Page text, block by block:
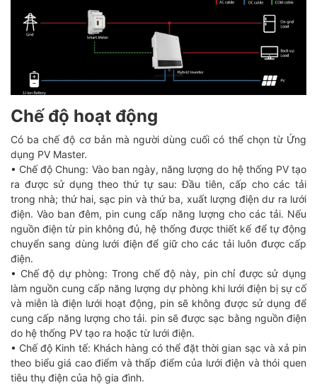
Chế độ hoạt động
Có ba chế độ cơ bản mà người dùng cuối có thể chọn từ Ứng
dụng PV Master.
• Chế độ Chung: Vào ban ngày, năng lượng do hệ thống PV tạo
ra được sử dụng theo thứ tự sau: Đầu tiên, cấp cho các tải
trong nhà; thứ hai, sạc pin và thứ ba, xuất lượng điện dư ra lưới
điện. Vào ban đêm, pin cung cấp năng lượng cho các tải. Nếu
nguồn điện từ pin không đủ, hệ thống được thiết kế để tự động
chuyển sang dùng lưới điện để giữ cho các tải luôn được cấp
điện.
• Chế độ dự phòng: Trong chế độ này, pin chỉ được sử dụng
làm nguồn cung cấp năng lượng dự phòng khi lưới điện bị sự cố
và miễn là điện lưới hoạt động, pin sẽ không được sử dụng để
cung cấp năng lượng cho tải. pin sẽ được sạc bằng nguồn điện
do hệ thống PV tạo ra hoặc từ lưới điện.
• Chế độ Kinh tế: Khách hàng có thể đặt thời gian sạc và xả pin
theo biểu giá cao điểm và thấp điểm của lưới điện và thói quen
tiêu thụ điện của hộ gia đình.